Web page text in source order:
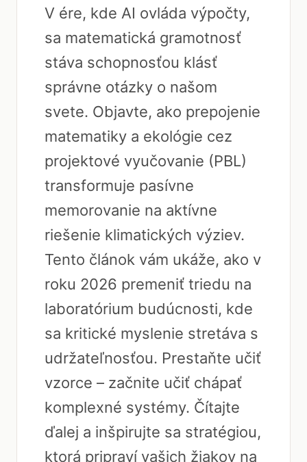
V ére, kde AI ovláda výpočty,
sa matematická gramotnosť
stáva schopnosťou klásť
správne otázky o našom
svete. Objavte, ako prepojenie
matematiky a ekológie cez
projektové vyučovanie (PBL)
transformuje pasívne
memorovanie na aktívne
riešenie klimatických výziev.
Tento článok vám ukáže, ako v
roku 2026 premeniť triedu na
laboratórium budúcnosti, kde
sa kritické myslenie stretáva s
udržateľnosťou. Prestaňte učiť
vzorce – začnite učiť chápať
komplexné systémy. Čítajte
ďalej a inšpirujte sa stratégiou,
ktorá pripraví vašich žiakov na